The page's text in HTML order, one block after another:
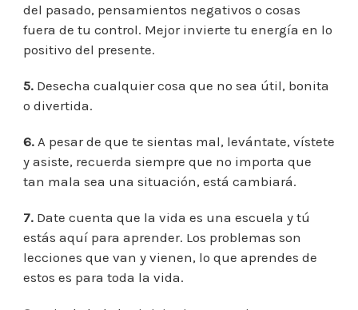
del pasado, pensamientos negativos o cosas
fuera de tu control. Mejor invierte tu energía en lo
positivo del presente.
5. Desecha cualquier cosa que no sea útil, bonita
o divertida.
6. A pesar de que te sientas mal, levántate, vístete
y asiste, recuerda siempre que no importa que
tan mala sea una situación, está cambiará.
7. Date cuenta que la vida es una escuela y tú
estás aquí para aprender. Los problemas son
lecciones que van y vienen, lo que aprendes de
estos es para toda la vida.